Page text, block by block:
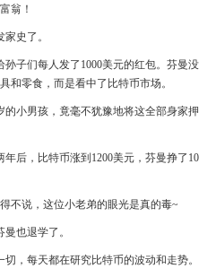
翁！
史了。
子们每人发了1000美元的红包。芬曼没
和零食，而是看中了比特币市场。
的小男孩，竟毫不犹豫地将这全部身家押
后，比特币涨到1200美元，芬曼挣了10
不说，这位小老弟的眼光是真的毒~
也退学了。
，每天都在研究比特币的波动和走势。